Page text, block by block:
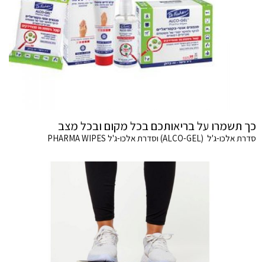
כך תשמרו על בריאותכם בכל מקום ובכל מצב
סדרת אלכו-ג'ל (ALCO-GEL) וסדרת אלכו-ג'ל PHARMA WIPES